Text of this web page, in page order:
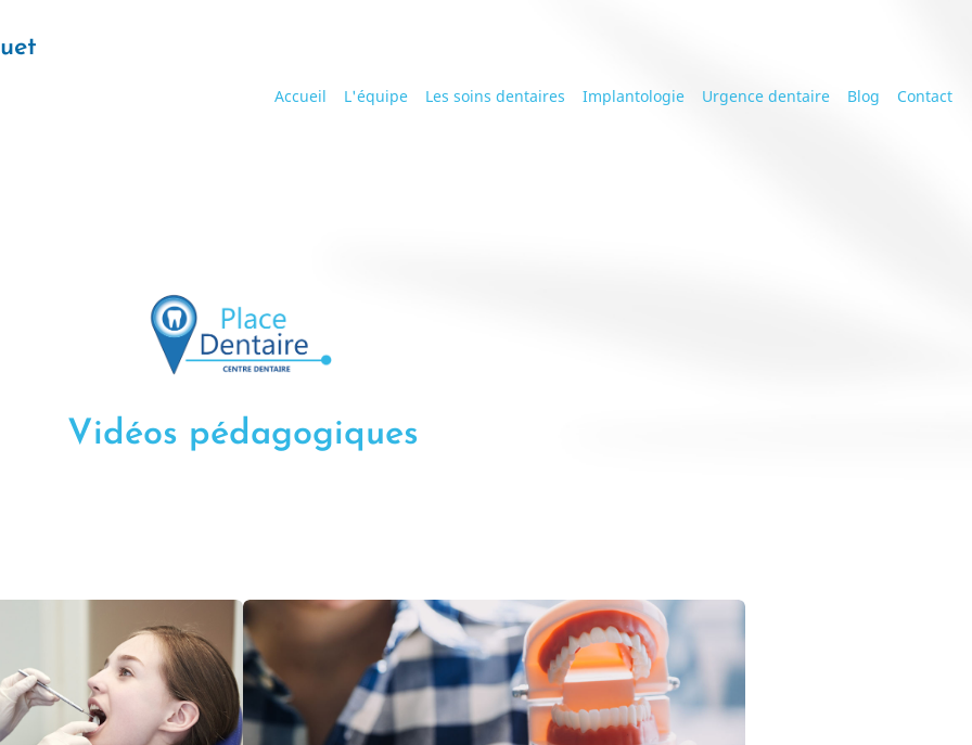
Main
Accueil L'équipe Les soins dentaires Implantologie Urgence dentaire Blog Contact
Vidéos pédagogiques